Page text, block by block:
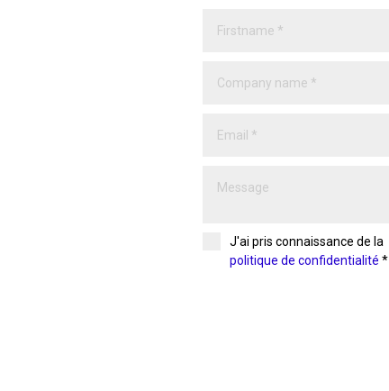
J'ai pris connaissance de la
politique de confidentialité *